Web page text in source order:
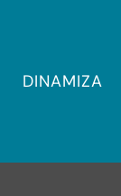
DINAMIZA